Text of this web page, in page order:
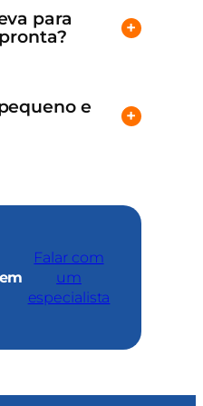
para
+
e
+
Falar com
um
especialista